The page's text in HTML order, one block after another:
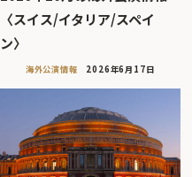
〈スイス/イタリア/スペイ
ン〉
海外公演情報 2026年6月17日